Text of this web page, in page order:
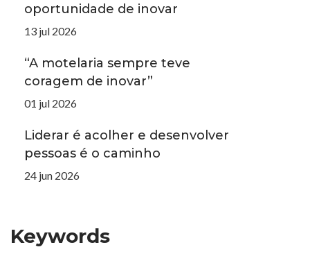
oportunidade de inovar
13 jul 2026
“A motelaria sempre teve
coragem de inovar”
01 jul 2026
Liderar é acolher e desenvolver
pessoas é o caminho
24 jun 2026
Keywords